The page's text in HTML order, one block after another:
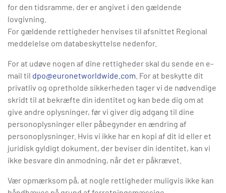
for den tidsramme, der er angivet i den gældende
lovgivning.
For gældende rettigheder henvises til afsnittet Regional
meddelelse om databeskyttelse nedenfor.
For at udøve nogen af dine rettigheder skal du sende en e-
mail til dpo@euronetworldwide.com . For at beskytte dit
privatliv og opretholde sikkerheden tager vi de nødvendige
skridt til at bekræfte din identitet og kan bede dig om at
give andre oplysninger, før vi giver dig adgang til dine
personoplysninger eller påbegynder en ændring af
personoplysninger. Hvis vi ikke har en kopi af dit id eller et
juridisk gyldigt dokument, der beviser din identitet, kan vi
ikke besvare din anmodning, når det er påkrævet.
Vær opmærksom på, at nogle rettigheder muligvis ikke kan